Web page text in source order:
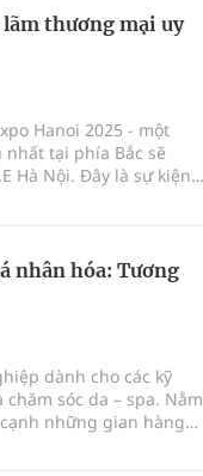
thương mại uy
Hanoi 2025 - một
tại phía Bắc sẽ
Hà Nội. Đây là sự kiện
nhân hóa: Tương
dành cho các kỹ
sóc da – spa. Nằm
những gian hàng